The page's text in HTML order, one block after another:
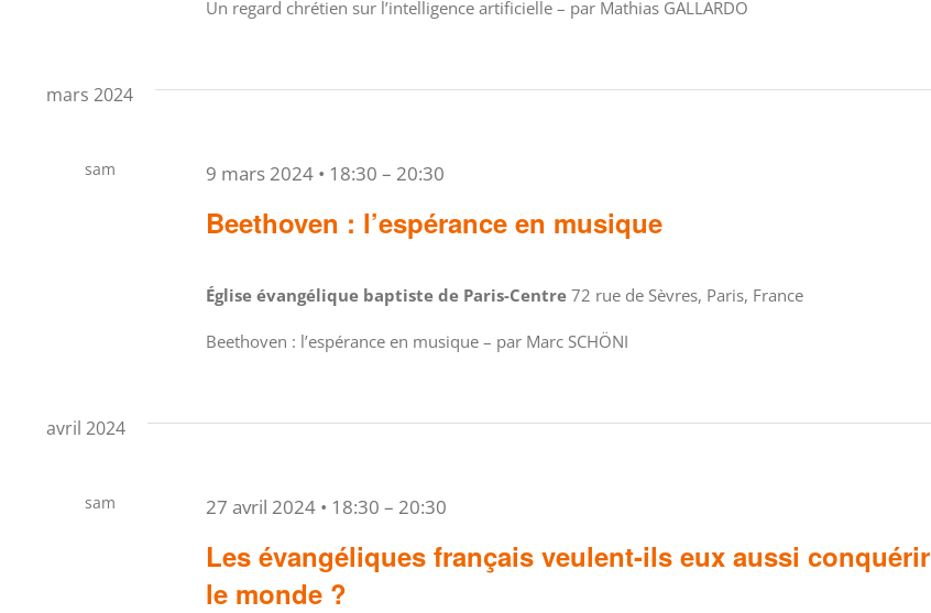
Un regard chrétien sur l’intelligence artificielle – par Mathias GALLARDO
mars 2024
sam
Beethoven : l’espérance en musique
9 mars 2024 • 18:30 – 20:30
Église évangélique baptiste de Paris-Centre72 rue de Sèvres, Paris, France
Beethoven : l’espérance en musique – par Marc SCHÖNI
avril 2024
sam
Les évangéliques français veulent-ils eux aussi conquérir
le monde ?
27 avril 2024 • 18:30 – 20:30